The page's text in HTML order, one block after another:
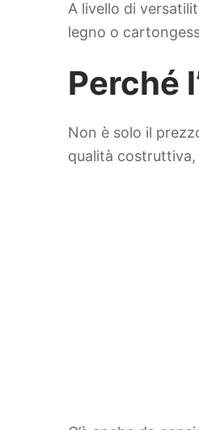
A livello di
legno o
Perché
Non è solo il
qualità